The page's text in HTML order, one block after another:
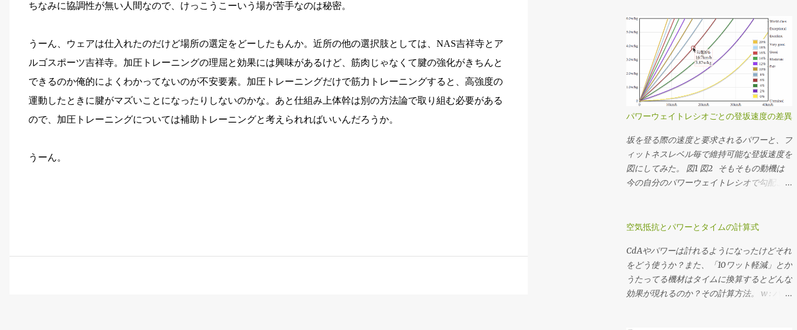
ちなみに協調性が無い人間なので、けっこうこーいう場が苦手なのは秘密。
うーん、ウェアは仕入れたのだけど場所の選定をどーしたもんか。近所の他の選択肢としては、NAS吉祥寺とア
ルゴスポーツ吉祥寺。加圧トレーニングの理屈と効果には興味があるけど、筋肉じゃなくて腱の強化がきちんと
できるのか俺的によくわかってないのが不安要素。加圧トレーニングだけで筋力トレーニングすると、高強度の
運動したときに腱がマズいことになったりしないのかな。あと仕組み上体幹は別の方法論で取り組む必要がある
ので、加圧トレーニングについては補助トレーニングと考えられればいいんだろうか。
うーん。
のログの速度とケイデンスから使用したギア
を推定してその分布を見たらこんな感じだっ
た。タイムは1時間13分24秒。 全体の平均
ケイデンスは83rpm。殆どの場面で34x17〜
22で回してたことになるか。記憶の範囲で
は丁度良い装備だったなという感想。結局
34x25Tは使ってなくて、最後の緩斜面は
37km/hぐらいまで速度が伸びたけど50x15T
を90rpm弱で回してちょうどギリギリだっ
たことになる。あー34x15T(2.266)が100秒ち
ょいあるけど、うちのインナートップは激し
くチェーンリングに当たってうっとおしいの
ーまたは想定タイムを仮決めする 脳内サイ
移を調べる シミュレーションした速度の分
布を元に使用するギア比を決定する ってか
んじで決めてます。勾配のデータがない場合
はルートラボやGarmin Connectその他諸々
パワーウェイトレシオごとの登坂速度の差異
坂を登る際の速度と要求されるパワーと、フ
ィットネスレベル毎で維持可能な登坂速度を
図にしてみた。 図1 図2 そもそもの動機は
今の自分のパワーウェイトレシオで勾配ごと
ので先行してポスト。 ここでいう「フィッ
シオ」から分類したもので、レベル分けの元
ネタはAndrew Cogganの Power Profiling
Spreadsheet v 4.0 。 それぞれライダーが
52kg、バイクが8kg、ウェアやシューズなど
空気抵抗とパワーとタイムの計算式
CdAやパワーは計れるようになったけどそれ
をどう使うか？また、「10ワット軽減」とか
うたってる機材はタイムに換算するとどんな
効果が現れるのか？その計算方法。 w : パワ